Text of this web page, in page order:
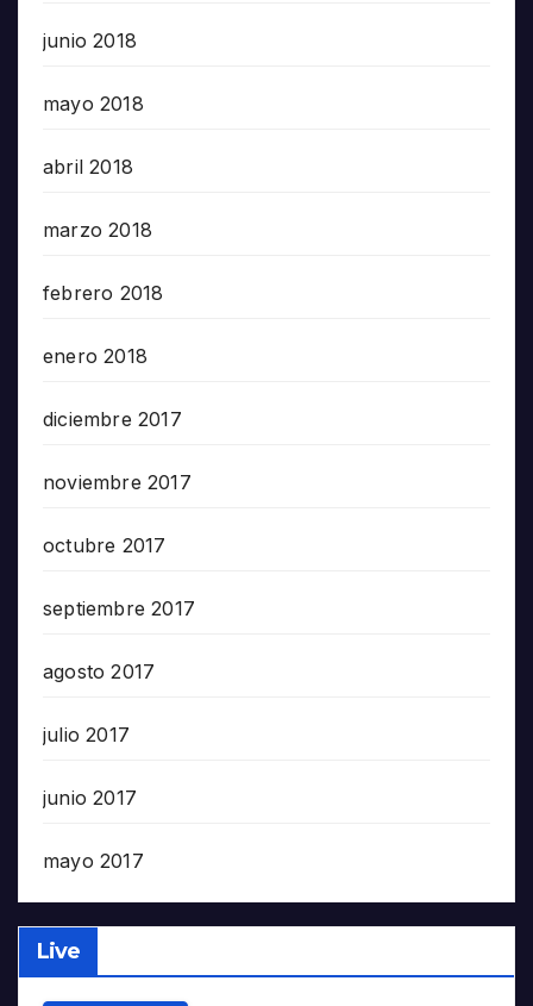
junio 2018
mayo 2018
abril 2018
marzo 2018
febrero 2018
enero 2018
diciembre 2017
noviembre 2017
octubre 2017
septiembre 2017
agosto 2017
julio 2017
junio 2017
mayo 2017
Live